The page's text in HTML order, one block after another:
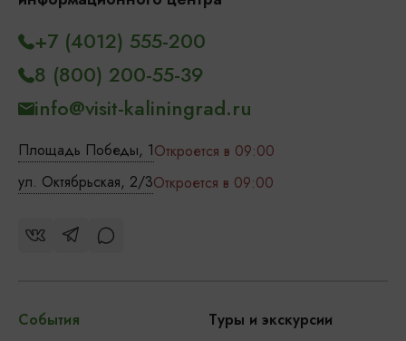
Площадь Победы, 1Откроется в 09:00
ул. Октябрьская, 2/3Откроется в 09:00
+7 (4012) 555-200
8 (800) 200-55-39
info@visit-kaliningrad.ru
События
Туры и экскурсии